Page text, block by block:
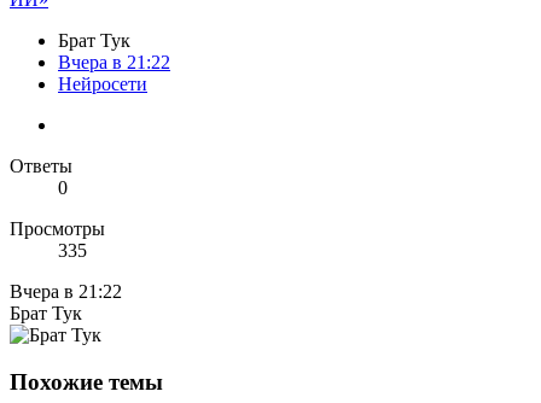
Брат Тук
Вчера в 21:22
Нейросети
Ответы
0
Просмотры
335
Вчера в 21:22
Брат Тук
Похожие темы